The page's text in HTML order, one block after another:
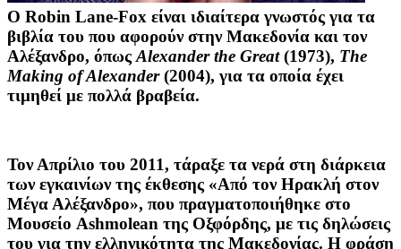
Ο Robin Lane-Fox είναι ιδιαίτερα γνωστός για τα
βιβλία του που αφορούν στην Μακεδονία και τον
Αλέξανδρο, όπως Alexander the Great(1973), The
Making of Alexander(2004), για τα οποία έχει
τιμηθεί με πολλά βραβεία.
Τον Απρίλιο του 2011, τάραξε τα νερά στη διάρκεια
των εγκαινίων της έκθεσης «Από τον Ηρακλή στον
Μέγα Αλέξανδρο», που πραγματοποιήθηκε στο
Μουσείο Ashmolean της Οξφόρδης, με τις δηλώσεις
του για την ελληνικότητα της Μακεδονίας. Η φράση